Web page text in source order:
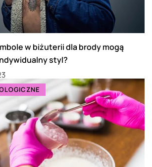
w biżuterii dla brody mogą
styl?